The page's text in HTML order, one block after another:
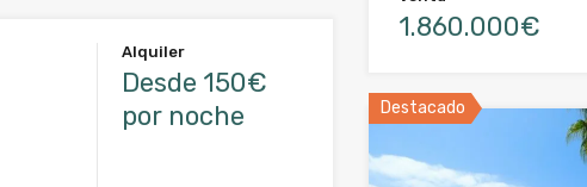
Alquiler
Desde 150€
por noche
1.860.000€
Destacado